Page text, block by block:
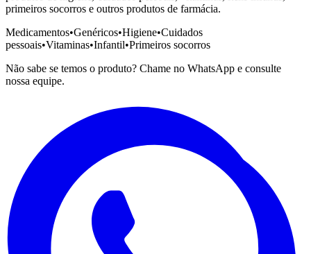
primeiros socorros e outros produtos de farmácia.
Medicamentos•Genéricos•Higiene•Cuidados
pessoais•Vitaminas•Infantil•Primeiros socorros
Não sabe se temos o produto? Chame no WhatsApp e consulte
nossa equipe.